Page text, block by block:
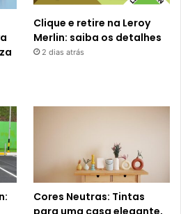
Clique e retire na Leroy
Merlin: saiba os detalhes
2 dias atrás
Cores Neutras: Tintas